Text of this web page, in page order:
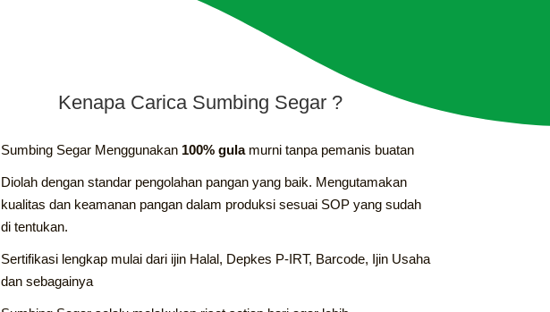
Kenapa Carica Sumbing Segar ?
Sumbing Segar Menggunakan 100% gulamurni tanpa pemanis buatan
Diolah dengan standar pengolahan pangan yang baik. Mengutamakan
kualitas dan keamanan pangan dalam produksi sesuai SOP yang sudah
di tentukan.
Sertifikasi lengkap mulai dari ijin Halal, Depkes P-IRT, Barcode, Ijin Usaha
dan sebagainya